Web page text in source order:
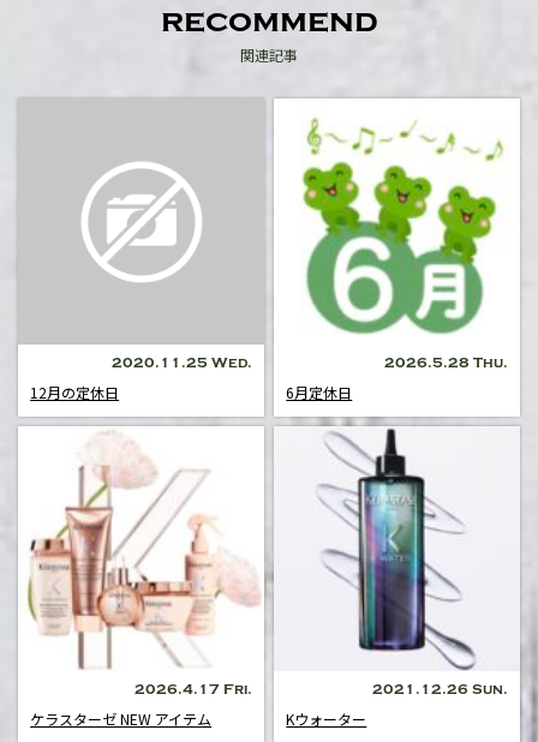
recommend
関連記事
2020.11.25 Wed.
12月の定休日
2026.5.28 Thu.
6月定休日
2026.4.17 Fri.
ケラスターゼ NEW アイテム
2021.12.26 Sun.
Kウォーター